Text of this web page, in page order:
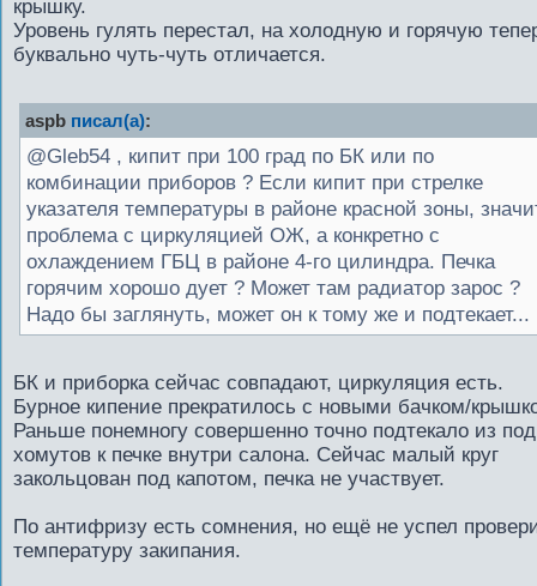
крышку.
Уровень гулять перестал, на холодную и горячую
буквально чуть-чуть отличается.
aspb писал(а):
@Gleb54 , кипит при 100 град по БК или по
комбинации приборов ? Если кипит при стрелке
указателя температуры в районе красной зоны,
проблема с циркуляцией ОЖ, а конкретно с
охлаждением ГБЦ в районе 4-го цилиндра. Печка
горячим хорошо дует ? Может там радиатор зарос ?
Надо бы заглянуть, может он к тому же и подтекает...
БК и приборка сейчас совпадают, циркуляция есть.
Бурное кипение прекратилось с новыми бачком/
Раньше понемногу совершенно точно подтекало из под
хомутов к печке внутри салона. Сейчас малый круг
закольцован под капотом, печка не участвует.
По антифризу есть сомнения, но ещё не успел
температуру закипания.